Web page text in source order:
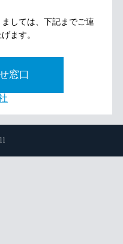
しては、下記までご連
ます。
窓口